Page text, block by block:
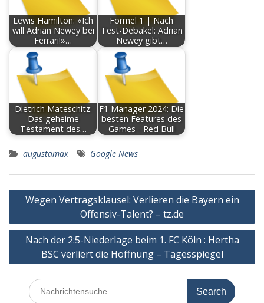
Lewis Hamilton: «Ich
will Adrian Newey bei
Ferrari!»…
Formel 1 | Nach
Test-Debakel: Adrian
Newey gibt…
Dietrich Mateschitz:
Das geheime
Testament des…
F1 Manager 2024: Die
besten Features des
Games - Red Bull
augustamax Google News
Post
navigation
Wegen Vertragsklausel: Verlieren die Bayern ein
Offensiv-Talent? – tz.de
Nach der 2:5-Niederlage beim 1. FC Köln : Hertha
BSC verliert die Hoffnung – Tagesspiegel
Search
for: